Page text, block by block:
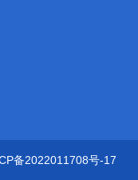
备2022011708号-17